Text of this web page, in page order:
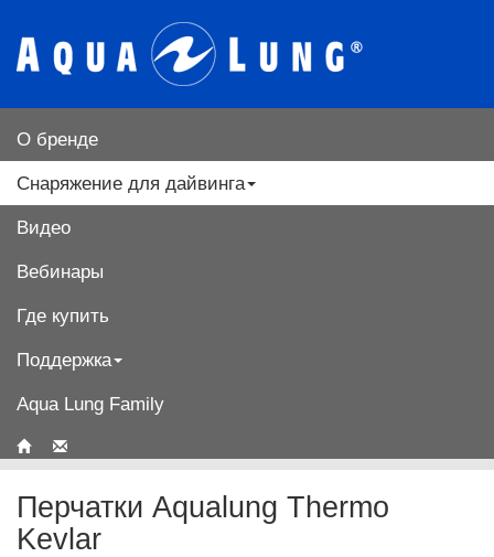
О бренде
Снаряжение для дайвинга
Видео
Вебинары
Где купить
Поддержка
Aqua Lung Family
Перчатки Aqualung Thermo
Kevlar